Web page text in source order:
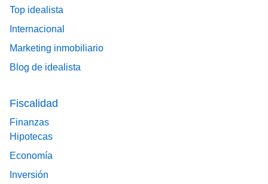
Top idealista
Internacional
Marketing inmobiliario
Blog de idealista
Fiscalidad
Finanzas
Hipotecas
Economía
Inversión